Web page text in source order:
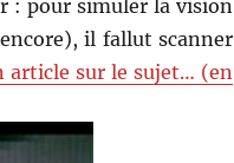
: pour simuler la vision
il fallut scanner
article sur le sujet… (en